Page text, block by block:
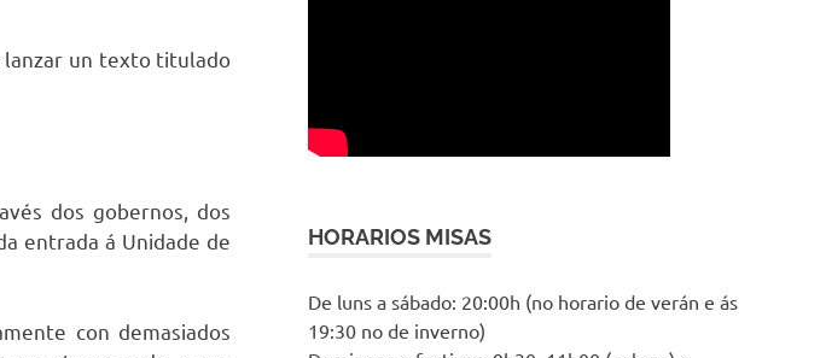
lanzar un texto titulado
dos gobernos, dos
entrada á Unidade de
con demasiados
HORARIOS MISAS
De luns a sábado: 20:00h (no horario de verán e ás
19:30 no de inverno)